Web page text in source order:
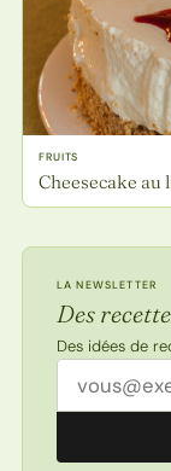
FRUITS
Cheesecake au
LA NEWSLETTER
Des
Des idées de
Adresse